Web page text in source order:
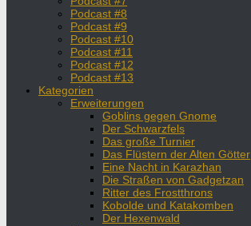
Podcast #8
Podcast #9
Podcast #10
Podcast #11
Podcast #12
Podcast #13
Kategorien
Erweiterungen
Goblins gegen Gnome
Der Schwarzfels
Das große Turnier
Das Flüstern der Alten Götter
Eine Nacht in Karazhan
Die Straßen von Gadgetzan
Ritter des Frostthrons
Kobolde und Katakomben
Der Hexenwald